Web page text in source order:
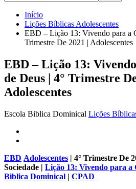
Início
Lições Bíblicas Adolescentes
EBD – Lição 13: Vivendo para a
Trimestre De 2021 | Adolescentes
EBD – Lição 13:
de Deus | 4° Trimestre
Adolescentes
Escola Biblica Dominical Lições
EBD Adolescentes | 4° Trimestre De
Sociedade | Lição 13: Vivendo para a
Biblica Dominical | CPAD